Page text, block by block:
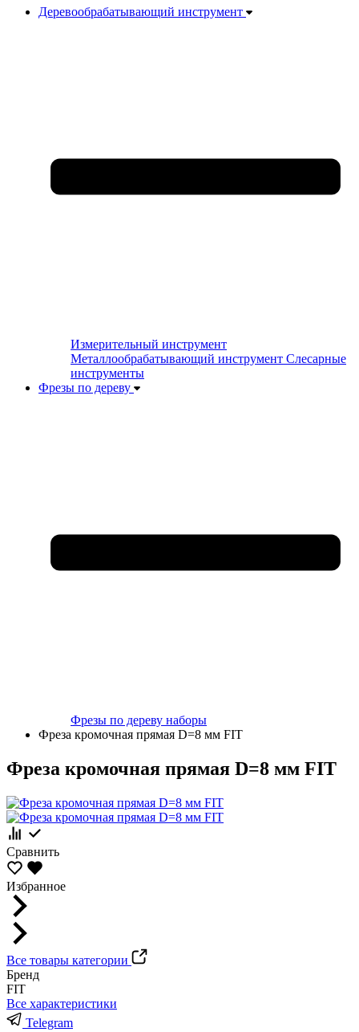
Деревообрабатывающий инструмент
Измерительный инструмент
Металлообрабатывающий инструмент Слесарные
инструменты
Фрезы по дереву
Фрезы по дереву наборы
Фреза кромочная прямая D=8 мм FIT
Фреза кромочная прямая D=8 мм FIT
Сравнить
Избранное
Все товары категории
Бренд
FIT
Все характеристики
Telegram